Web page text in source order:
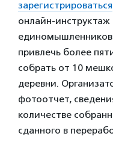
зарегистрироваться
онлайн-
привлечь более
собрать от 10
деревни.
фотоотчет,
количестве
сданного в